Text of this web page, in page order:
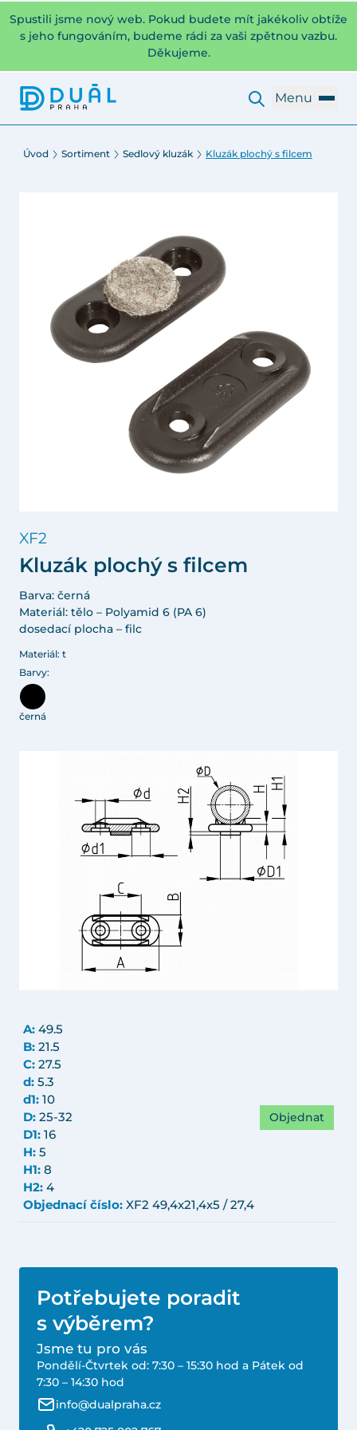
Spustili jsme nový web. Pokud budete mít jakékoliv obtíže
s jeho fungováním, budeme rádi za vaši zpětnou vazbu.
Děkujeme.
Menu
Úvod Sortiment Sedlový kluzák Kluzák plochý s filcem
XF2
Kluzák plochý s filcem
Barva: černá
Materiál: tělo – Polyamid 6 (PA 6)
dosedací plocha – filc
Materiál: t
Barvy:
černá
A: 49.5
B: 21.5
C: 27.5
d: 5.3
d1: 10
D: 25-32
D1: 16
H: 5
H1: 8
H2: 4
Objednací číslo: XF2 49,4x21,4x5 / 27,4
Objednat
Potřebujete poradit
s výběrem?
Jsme tu pro vás
Pondělí-Čtvrtek od: 7:30 – 15:30 hod a Pátek od
7:30 – 14:30 hod
info@dualpraha.cz